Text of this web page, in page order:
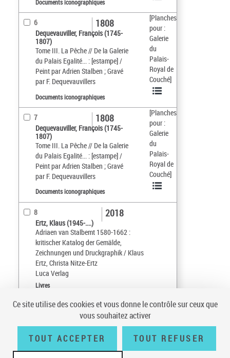
Documents iconographiques
6
Dequevauviller, François (1745-
1807)
Tome III. La Pêche // De la Galerie
du Palais Egalité... : [estampe] /
Peint par Adrien Stalben ; Gravé
par F. Dequevauvillers
1808
Documents iconographiques
[Planches
pour :
Galerie
du
Palais-
Royal de
Couché]
7
Dequevauviller, François (1745-
1807)
Tome III. La Pêche // De la Galerie
du Palais Egalité... : [estampe] /
Peint par Adrien Stalben ; Gravé
par F. Dequevauvillers
1808
Documents iconographiques
[Planches
pour :
Galerie
du
Palais-
Royal de
Couché]
8
Ertz, Klaus (1945-....)
Adriaen van Stalbemt 1580-1662 :
kritischer Katalog der Gemälde,
Zeichnungen und Druckgraphik / Klaus
Ertz, Christa Nitze-Ertz
Luca Verlag
2018
Livres
Date (croissant)
sur 1
10
résultats/page
Ce site utilise des cookies et vous donne le contrôle sur ceux que
vous souhaitez activer
TOUT ACCEPTER TOUT REFUSER